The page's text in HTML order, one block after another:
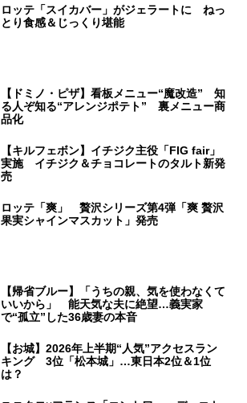
ロッテ「スイカバー」がジェラートに ねっ
とり食感＆じっくり堪能
【ドミノ・ピザ】看板メニュー“魔改造” 知
る人ぞ知る“アレンジポテト” 裏メニュー商
品化
【キルフェボン】イチジク主役「FIG fair」
実施 イチジク＆チョコレートのタルト新発
売
ロッテ「爽」 贅沢シリーズ第4弾「爽 贅沢
果実シャインマスカット」発売
【帰省ブルー】「うちの親、気を使わなくて
いいから」 能天気な夫に絶望…義実家
で“孤立”した36歳妻の本音
【お城】2026年上半期“人気”アクセスラン
キング 3位「松本城」…東日本2位＆1位
は？